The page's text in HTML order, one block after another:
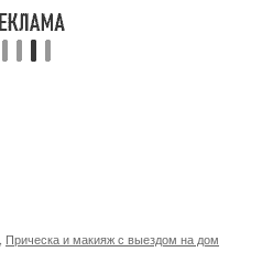
Прическа и макияж с выездом на дом